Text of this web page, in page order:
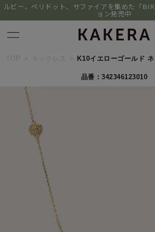
ルビー、ペリドット、サファイアを集めた「
ョン発売中
キー
人気検索キーワード
#ペア
#ダイヤモンド ネックレス
TOP ネックレス K10イエローゴールド
品番：342346123010